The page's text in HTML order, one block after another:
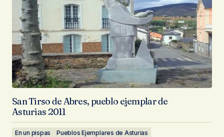
San Tirso de Abres, pueblo ejemplar de
Asturias 2011
En un pispas
Pueblos Ejemplares de Asturias